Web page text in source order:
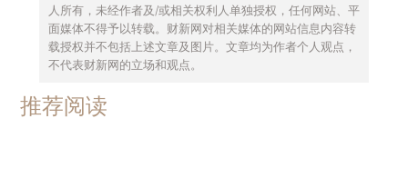
人所有，未经作者及/或相关权利人单独授权，任何网站、平
面媒体不得予以转载。财新网对相关媒体的网站信息内容转
载授权并不包括上述文章及图片。文章均为作者个人观点，
不代表财新网的立场和观点。
推荐阅读